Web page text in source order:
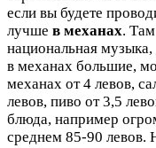
если вы будете
лучше в механах.
национальная
в механах большие,
механах от 4 левов,
левов, пиво от 3,5
блюда, например
среднем 85-90